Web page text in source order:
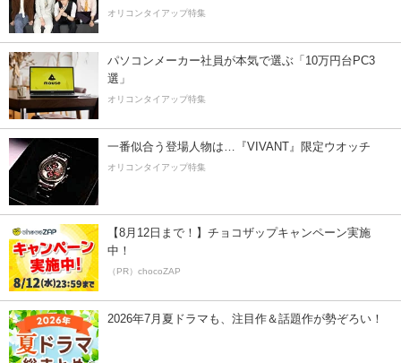
オリコンタイアップ特集
パソコンメーカー社員が本気で選ぶ「10万円台PC3
選」
オリコンタイアップ特集
一番似合う登場人物は…『VIVANT』限定ウオッチ
オリコンタイアップ特集
【8月12日まで！】チョコザップキャンペーン実施
中！
（PR）chocoZAP
2026年7月夏ドラマも、注目作＆話題作が勢ぞろい！